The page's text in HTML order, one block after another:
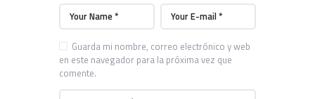
Guarda mi nombre, correo electrónico y web
en este navegador para la próxima vez que
comente.